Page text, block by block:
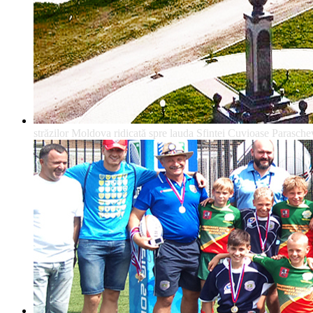
străzilor Moldova ridicată spre lauda Sfintei Cuvioase